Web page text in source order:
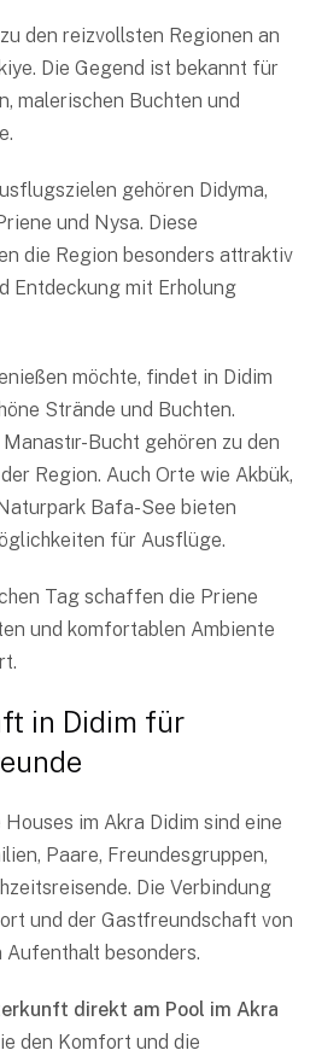
zu den reizvollsten Regionen an
Die Gegend ist bekannt für
malerischen Buchten und
gehören Didyma,
und Nysa. Diese
die Region besonders attraktiv
Entdeckung mit Erholung
möchte, findet in Didim
Strände und Buchten.
Bucht gehören zu den
Region. Auch Orte wie Akbük,
Bafa-See bieten
für Ausflüge.
Tag schaffen die Priene
und komfortablen Ambiente
in Didim für
im Akra Didim sind eine
Paare, Freundesgruppen,
Die Verbindung
und der Gastfreundschaft von
Aufenthalt besonders.
direkt am Pool im Akra
den Komfort und die